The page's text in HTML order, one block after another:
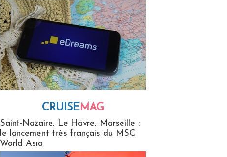
CRUISEMAG
Saint-Nazaire, Le Havre, Marseille :
le lancement très français du MSC
World Asia